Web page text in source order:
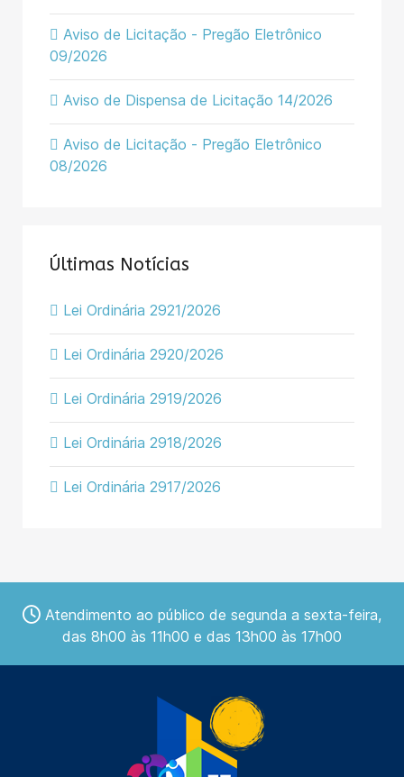
Aviso de Licitação - Pregão Eletrônico
09/2026
Aviso de Dispensa de Licitação 14/2026
Aviso de Licitação - Pregão Eletrônico
08/2026
Últimas Notícias
Lei Ordinária 2921/2026
Lei Ordinária 2920/2026
Lei Ordinária 2919/2026
Lei Ordinária 2918/2026
Lei Ordinária 2917/2026
Atendimento ao público de segunda a sexta-feira,
das 8h00 às 11h00 e das 13h00 às 17h00